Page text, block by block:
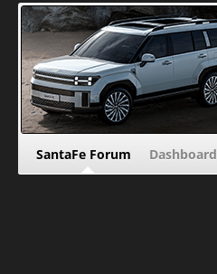
SantaFe Forum Dashboard